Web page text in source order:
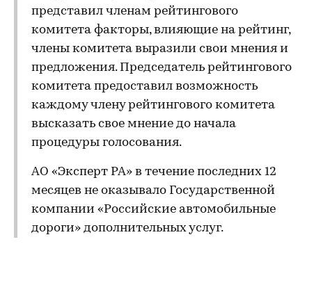
представил членам рейтингового
комитета факторы, влияющие на рейтинг,
члены комитета выразили свои мнения и
предложения. Председатель рейтингового
комитета предоставил возможность
каждому члену рейтингового комитета
высказать свое мнение до начала
процедуры голосования.
АО «Эксперт РА» в течение последних 12
месяцев не оказывало Государственной
компании «Российские автомобильные
дороги» дополнительных услуг.